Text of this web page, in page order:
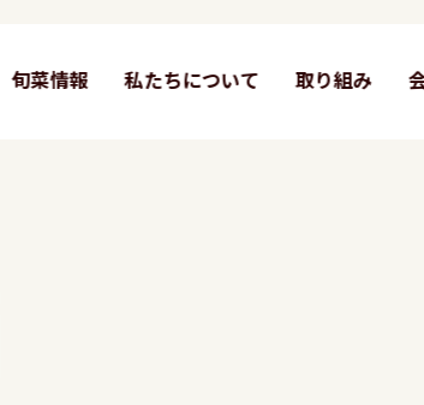
旬菜情報 私たちについて 取り組み